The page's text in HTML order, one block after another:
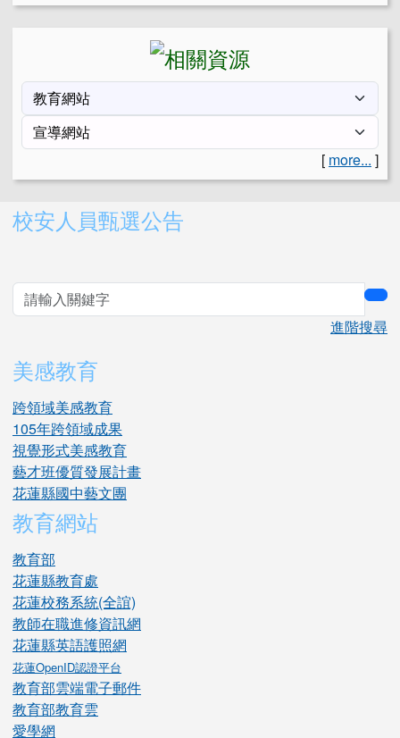
[ more... ]
右邊區域內容
校安人員甄選公告
進階搜尋
美感教育
跨領域美感教育
105年跨領域成果
視覺形式美感教育
藝才班優質發展計畫
花蓮縣國中藝文團
教育網站
教育部
花蓮縣教育處
花蓮校務系統(全誼)
教師在職進修資訊網
花蓮縣英語護照網
花蓮OpenID認證平台
教育部雲端電子郵件
教育部教育雲
愛學網